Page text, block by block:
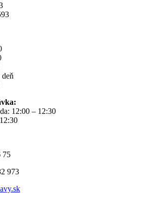
12:00 – 12:30
75
973